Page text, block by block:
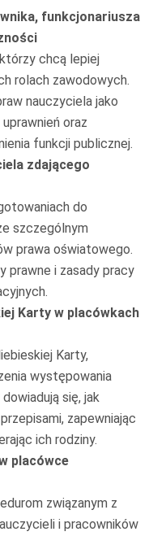
funkcjonariusza
chcą lepiej
rolach zawodowych.
nauczyciela jako
oraz
funkcji publicznej.
zdającego
do
szczególnym
prawa oświatowego.
prawne i zasady pracy
Karty w placówkach
Karty,
występowania
się, jak
zapewniając
ich rodziny.
placówce
związanym z
i pracowników